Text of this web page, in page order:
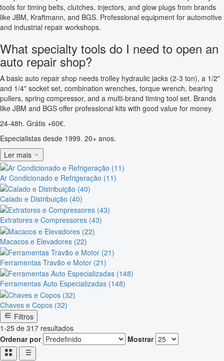
tools for timing belts, clutches, injectors, and glow plugs from brands
like JBM, Kraftmann, and BGS. Professional equipment for automotive
and industrial repair workshops.
What specialty tools do I need to open an
auto repair shop?
A basic auto repair shop needs trolley hydraulic jacks (2-3 ton), a 1/2"
and 1/4" socket set, combination wrenches, torque wrench, bearing
pullers, spring compressor, and a multi-brand timing tool set. Brands
like JBM and BGS offer professional kits with good value for money.
24-48h. Grátis +60€.
Especialistas desde 1999. 20+ anos.
Ler mais
Ar Condicionado e Refrigeração (11)
Calado e Distribuição (40)
Extratores e Compressores (43)
Macacos e Elevadores (22)
Ferramentas Travão e Motor (21)
Ferramentas Auto Especializadas (148)
Chaves e Copos (32)
Filtros
1-25 de 317 resultados
Ordenar por
Mostrar